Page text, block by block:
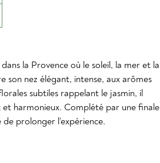
la Provence où le soleil, la mer et la
nez élégant, intense, aux arômes
subtiles rappelant le jasmin, il
harmonieux. Complété par une finale
prolonger l’expérience.